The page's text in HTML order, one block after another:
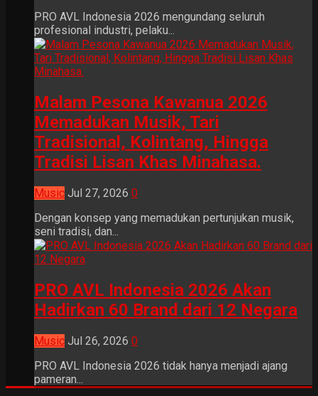
PRO AVL Indonesia 2026 mengundang seluruh
profesional industri, pelaku...
Malam Pesona Kawanua 2026
Memadukan Musik, Tari
Tradisional, Kolintang, Hingga
Tradisi Lisan Khas Minahasa.
Music Jul 27, 2026 0
Dengan konsep yang memadukan pertunjukan musik,
seni tradisi, dan...
PRO AVL Indonesia 2026 Akan
Hadirkan 60 Brand dari 12 Negara
Music Jul 26, 2026 0
PRO AVL Indonesia 2026 tidak hanya menjadi ajang
pameran...